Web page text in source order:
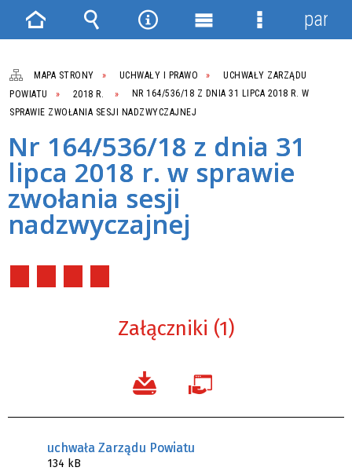
MAPA STRONY UCHWAŁY I PRAWO
UCHWAŁY ZARZĄDU
POWIATU
2018 R.
NR 164/536/18 Z DNIA 31 LIPCA 2018 R. W
SPRAWIE ZWOŁANIA SESJI NADZWYCZAJNEJ
Nr 164/536/18 z dnia 31
lipca 2018 r. w sprawie
zwołania sesji
nadzwyczajnej
Załączniki (1)
uchwała Zarządu Powiatu
134 kB
Strona
główna
Wyszukiwarka
NarzędziaMenu
główne
Menu
szczegółowe
panel